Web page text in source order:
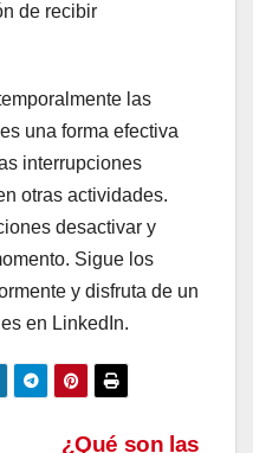
de recibir
las
una forma efectiva
interrupciones
otras actividades.
desactivar y
Sigue los
y disfruta de un
en LinkedIn.
¿Qué son las